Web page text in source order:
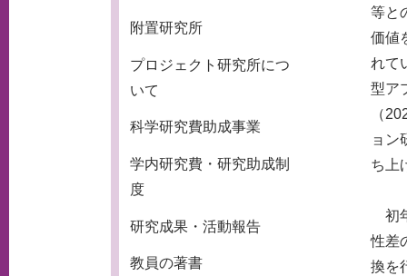
附置研究所
プロジェクト研究所につ
いて
科学研究費助成事業
学内研究費・研究助成制
度
研究成果・活動報告
教員の著書
等と
価値
れて
型ア
（
ョン
ち上
初
性差
換を